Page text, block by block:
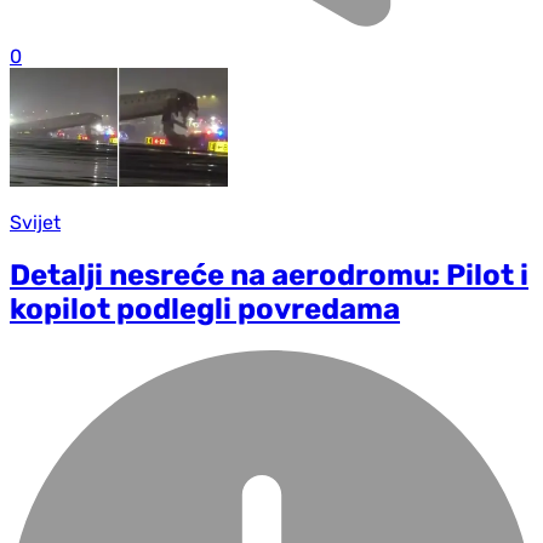
0
Svijet
Detalji nesreće na aerodromu: Pilot i
kopilot podlegli povredama